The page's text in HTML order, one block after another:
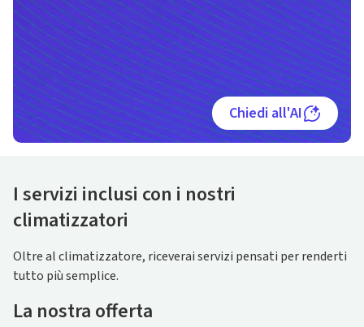
Chiedi all'AI
I servizi inclusi con i nostri
climatizzatori
Oltre al climatizzatore, riceverai servizi pensati per renderti
tutto più semplice.
La nostra offerta